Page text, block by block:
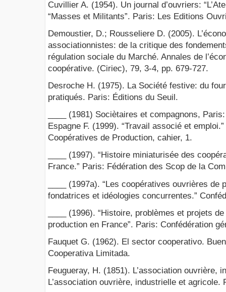
Cuvillier A. (1954). Un journal d’ouvriers:
“Masses et Militants”. Paris: Les Editions
Demoustier, D.; Rousseliere D. (2005).
associationnistes: de la critique des
régulation sociale du Marché. Annales de
coopérative. (Ciriec), 79, 3-4, pp. 679-727.
Desroche H. (1975). La Société festive: du
pratiqués. Paris: Éditions du Seuil.
____ (1981) Sociètaires et compagnons,
Espagne F. (1999). “Travail associé et
Coopératives de Production, cahier, 1.
____ (1997). “Histoire miniaturisée des
France.” Paris: Fédération des Scop de la
____ (1997a). “Les coopératives ouvrières de
fondatrices et idéologies concurrentes.”
____ (1996). “Histoire, problèmes et projets
production en France”. Paris: Confédération
Fauquet G. (1962). El sector cooperativo.
Cooperativa Limitada.
Feugueray, H. (1851). L’association ouvrière,
L’association ouvrière, industrielle et agricole.